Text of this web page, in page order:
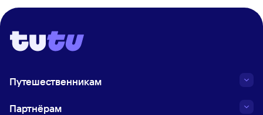
Путешественникам
Партнёрам